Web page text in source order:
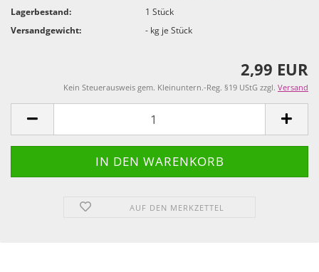
Lagerbestand: 1Stück
Versandgewicht:
- kg je Stück
2,99 EUR
Kein Steuerausweis gem. Kleinuntern.-Reg. §19 UStG zzgl. Versand
AUF DEN MERKZETTEL